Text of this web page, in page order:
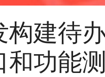
建待
和功能